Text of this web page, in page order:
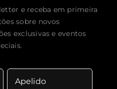
e receba em primeira
sobre novos
exclusivas e eventos
Apelido